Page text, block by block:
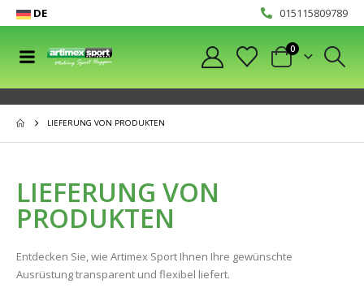
DE 015115809789
0
LIEFERUNG VON PRODUKTEN
LIEFERUNG VON
PRODUKTEN
Entdecken Sie, wie Artimex Sport Ihnen Ihre gewünschte
Ausrüstung transparent und flexibel liefert.